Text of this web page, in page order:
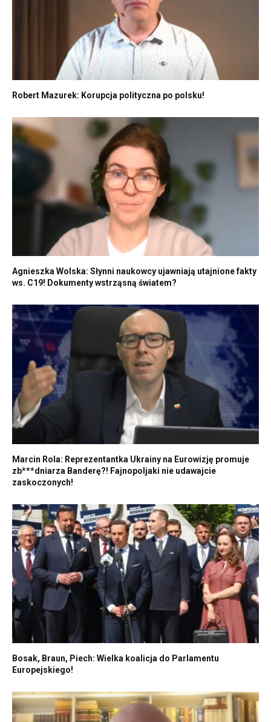
Robert Mazurek: Korupcja polityczna po polsku!
Agnieszka Wolska: Słynni naukowcy ujawniają utajnione fakty
ws. C19! Dokumenty wstrząsną światem?
Marcin Rola: Reprezentantka Ukrainy na Eurowizję promuje
zb***dniarza Banderę?! Fajnopoljaki nie udawajcie
zaskoczonych!
Bosak, Braun, Piech: Wielka koalicja do Parlamentu
Europejskiego!